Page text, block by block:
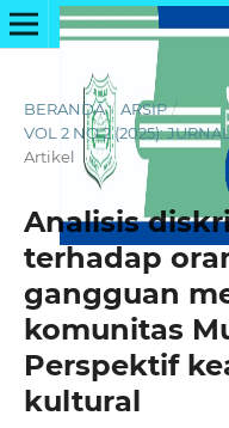
BERANDA / ARSIP /
VOL 2 NO 2 (2025):
Artikel
Analisis
terhadap
gangguan
komunitas
Perspektif
kultural